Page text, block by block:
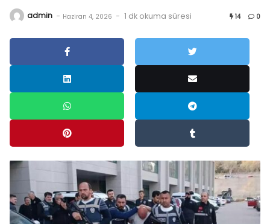
admin - Haziran 4, 2026 - 1 dk okuma süresi 14 0